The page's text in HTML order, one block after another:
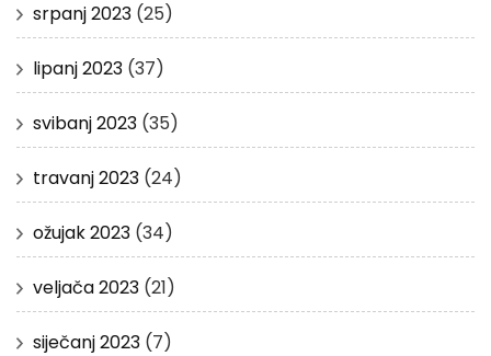
srpanj 2023 (25)
lipanj 2023 (37)
svibanj 2023 (35)
travanj 2023 (24)
ožujak 2023 (34)
veljača 2023 (21)
siječanj 2023 (7)